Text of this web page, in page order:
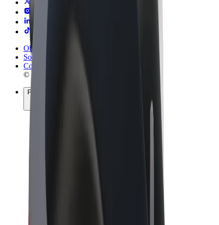
Obchodní podmínky
Soukromí
Cookies
© 2026 Bolt Technology OÜ
Produkty
Bolt for Business